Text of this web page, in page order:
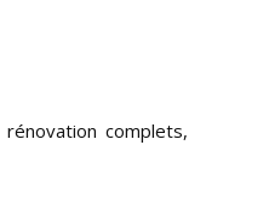
complets,